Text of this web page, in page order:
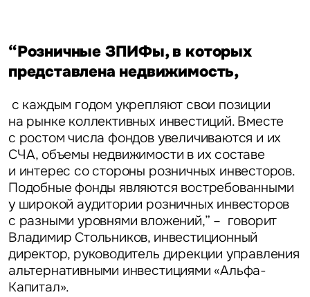
“Розничные ЗПИФы, в которых
представлена недвижимость,
с каждым годом укрепляют свои позиции
на рынке коллективных инвестиций. Вместе
с ростом числа фондов увеличиваются и их
СЧА, объемы недвижимости в их составе
и интерес со стороны розничных инвесторов.
Подобные фонды являются востребованными
у широкой аудитории розничных инвесторов
с разными уровнями вложений,” – говорит
Владимир Стольников, инвестиционный
директор, руководитель дирекции управления
альтернативными инвестициями «Альфа-
Капитал».
Вопрос
Предложение
Жалоба
Уведомления
Это обязательное поле
Это обязательное поле
Это обязательное поле